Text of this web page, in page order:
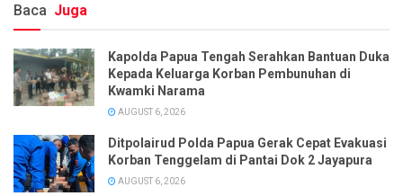
Baca Juga
Kapolda Papua Tengah Serahkan Bantuan Duka
Kepada Keluarga Korban Pembunuhan di
Kwamki Narama
AUGUST 6, 2026
Ditpolairud Polda Papua Gerak Cepat Evakuasi
Korban Tenggelam di Pantai Dok 2 Jayapura
AUGUST 6, 2026